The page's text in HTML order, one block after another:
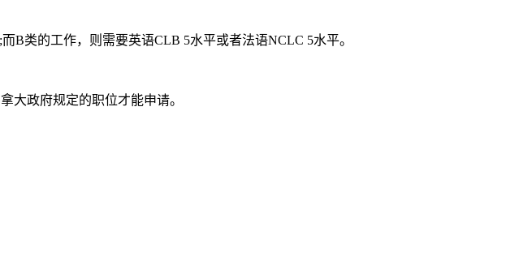
B类的工作，则需要英语CLB 5水平或者法语NCLC 5水平。
大政府规定的职位才能申请。